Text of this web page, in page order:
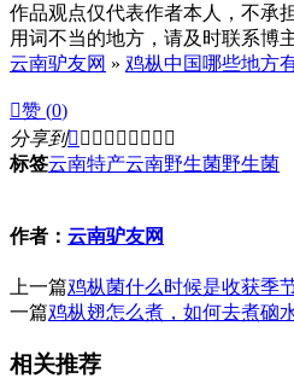
作品观点仅代表作者本人，不承
用词不当的地方，请及时联系博
云南驴友网 » 鸡枞中国哪些地方
赞 (0)
分享到        
标签云南特产云南野生菌野生菌
作者： 云南驴友网
上一篇鸡枞菌什么时候是收获季
一篇鸡枞翅怎么煮，如何去煮硇
相关推荐